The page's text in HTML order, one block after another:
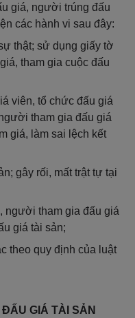
giá, người trúng đấu
các hành vi sau đây:
thật; sử dụng giấy tờ
tham gia cuộc đấu
viên, tổ chức đấu giá
tham gia đấu giá
giá, làm sai lệch kết
gây rối, mất trật tự tại
người tham gia đấu giá
giá tài sản;
theo quy định của luật
GIÁ TÀI SẢN